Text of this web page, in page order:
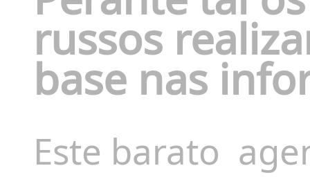
russos
base nas
Este barato